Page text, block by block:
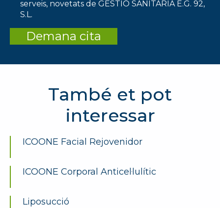
serveis, novetats de GESTIÓ SANITÀRIA E.G. 92,
S.L.
Demana cita
També et pot
interessar
ICOONE Facial Rejovenidor
ICOONE Corporal Anticel·lulític
Liposucció